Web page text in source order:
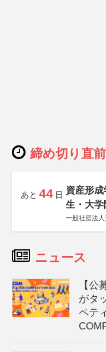
締め切り直
あと 44 日 資産形
生・大学
一般社団法
ニュース
【
がタ
ペテ